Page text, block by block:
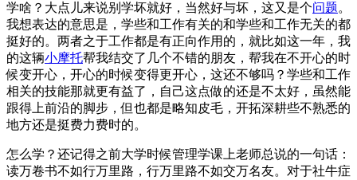
学啥？大点儿来说别学坏就好，当然好与坏，这又是个问题。
我想表达的意思是，学些和工作有关的和学些和工作无关的都
挺好的。两者之于工作都是有正向作用的，就比如这一年，我
的这辆小摩托帮我结交了几个不错的朋友，帮我在不开心的时
候变开心，开心的时候变得更开心，这还不够吗？学些和工作
相关的技能那就更有益了，自己这点做的还是不太好，虽然能
跟得上前沿的脚步，但也都是略知皮毛，开拓深耕些不熟悉的
地方还是挺费力费时的。
怎么学？还记得之前大学时候管理学课上老师总说的一句话：
读万卷书不如行万里路，行万里路不如交万名友。对于社牛症